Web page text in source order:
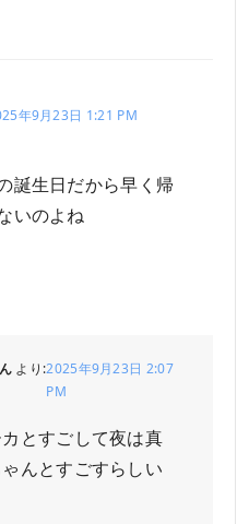
年9月23日 1:21 PM
誕生日だから早く帰
いのよね
より:2025年9月23日 2:07
PM
とすごして夜は真
んとすごすらしい